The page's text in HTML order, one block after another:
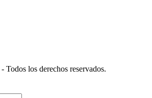
- Todos los derechos reservados.